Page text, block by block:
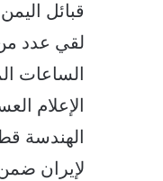
قبائل
لقي عدد
الساعات
الإعلام
الهندسة
لإيران